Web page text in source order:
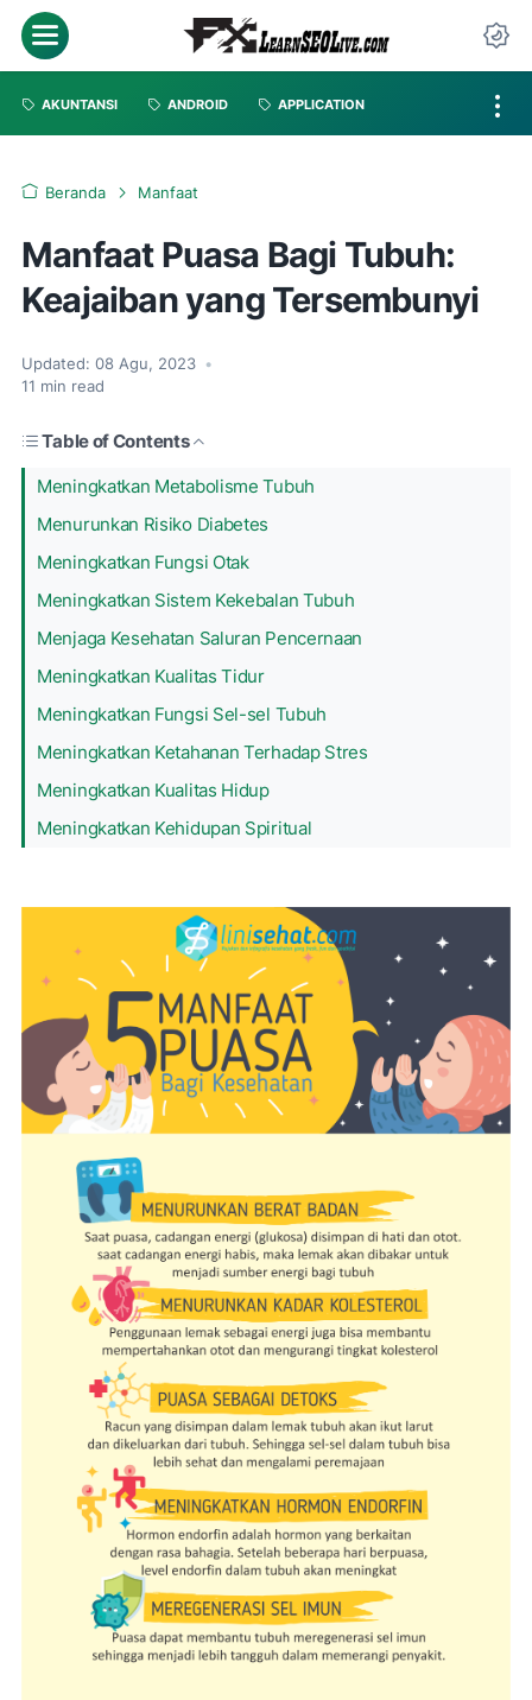
AKUNTANSI ANDROID APPLICATION
Beranda Manfaat
Manfaat Puasa Bagi Tubuh:
Keajaiban yang Tersembunyi
Updated: 08 Agu, 2023 •
11 min read
Table of Contents
Meningkatkan Metabolisme Tubuh
Menurunkan Risiko Diabetes
Meningkatkan Fungsi Otak
Meningkatkan Sistem Kekebalan Tubuh
Menjaga Kesehatan Saluran Pencernaan
Meningkatkan Kualitas Tidur
Meningkatkan Fungsi Sel-sel Tubuh
Meningkatkan Ketahanan Terhadap Stres
Meningkatkan Kualitas Hidup
Meningkatkan Kehidupan Spiritual